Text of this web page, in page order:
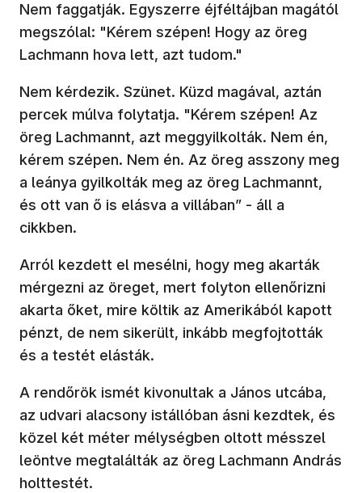
Nem faggatják. Egyszerre éjféltájban magától
megszólal: "Kérem szépen! Hogy az öreg
Lachmann hova lett, azt tudom."
Nem kérdezik. Szünet. Küzd magával, aztán
percek múlva folytatja. "Kérem szépen! Az
öreg Lachmannt, azt meggyilkolták. Nem én,
kérem szépen. Nem én. Az öreg asszony meg
a leánya gyilkolták meg az öreg Lachmannt,
és ott van ő is elásva a villában” - áll a
cikkben.
Arról kezdett el mesélni, hogy meg akarták
mérgezni az öreget, mert folyton ellenőrizni
akarta őket, mire költik az Amerikából kapott
pénzt, de nem sikerült, inkább megfojtották
és a testét elásták.
A rendőrök ismét kivonultak a János utcába,
az udvari alacsony istállóban ásni kezdtek, és
közel két méter mélységben oltott mésszel
leöntve megtalálták az öreg Lachmann András
holttestét.